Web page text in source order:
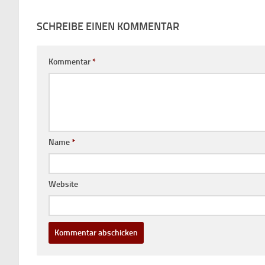
SCHREIBE EINEN KOMMENTAR
Kommentar*
Name*
Website